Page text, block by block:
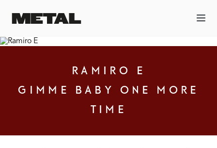
RAMIRO E
GIMME BABY ONE MORE
TIME